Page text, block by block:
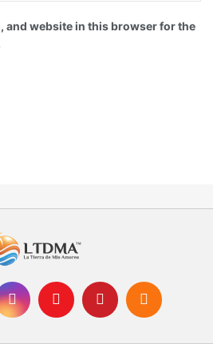
and website in this browser for the